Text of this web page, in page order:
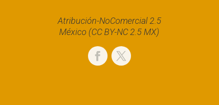
Atribución-NoComercial 2.5
México (CC BY-NC 2.5 MX)